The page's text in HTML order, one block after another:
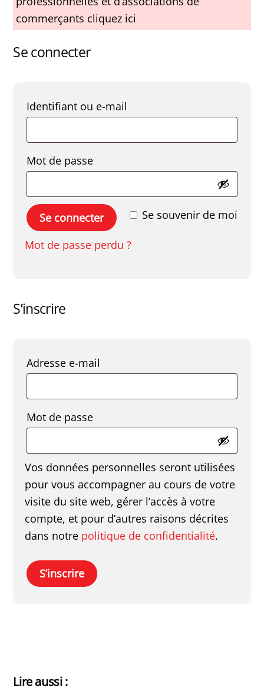
commerçants cliquez ici
Se connecter
Identifiant ou e-mail
Mot de passe
Se souvenir de moi
Se connecter
Mot de passe perdu ?
S’inscrire
Adresse e-mail
Mot de passe
Vos données personnelles seront utilisées
pour vous accompagner au cours de votre
visite du site web, gérer l’accès à votre
compte, et pour d’autres raisons décrites
dans notre politique de confidentialité.
S’inscrire
Lire aussi :